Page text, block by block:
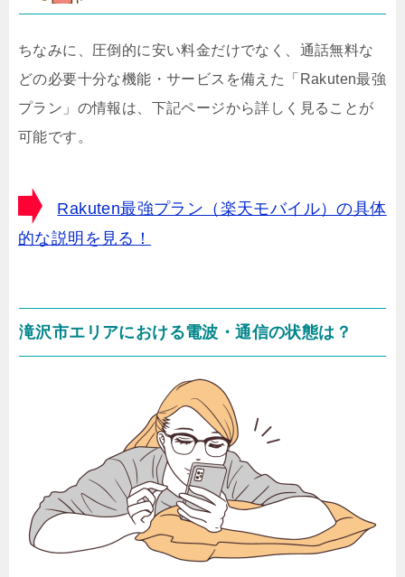
ちなみに、圧倒的に安い料金だけでなく、通話無料な
どの必要十分な機能・サービスを備えた「Rakuten最強
プラン」の情報は、下記ページから詳しく見ることが
可能です。
Rakuten最強プラン（楽天モバイル）の具体
的な説明を見る！
滝沢市エリアにおける電波・通信の状態は？